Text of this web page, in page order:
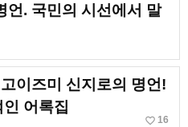
언. 국민의 시선에서 말
이즈미 신지로의 명언!
어록집
favorite_border 16